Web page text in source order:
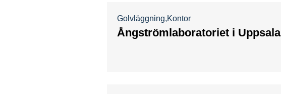
Golvläggning Kontor
Ångströmlaboratoriet i Uppsala